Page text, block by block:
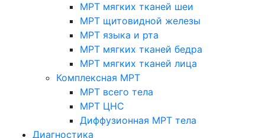
МРТ мягких тканей шеи
МРТ щитовидной железы
МРТ языка и рта
МРТ мягких тканей бедра
МРТ мягких тканей лица
Комплексная МРТ
МРТ всего тела
МРТ ЦНС
Диффузионная МРТ тела
Диагностика